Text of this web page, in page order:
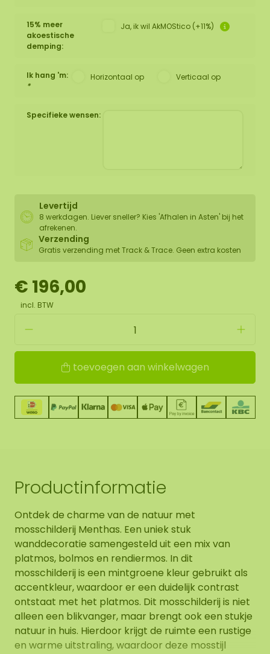
15% meer
akoestische
demping:
Ja, ik wil AkMOStico (+11%)
Ik hang 'm:
*
Horizontaal op Verticaal op
Specifieke wensen:
Levertijd
8 werkdagen. Liever sneller? Kies 'Afhalen in Asten' bij het
afrekenen.
Verzending
Gratis verzending met Track & Trace. Geen extra kosten
€ 196,00
incl. BTW
toevoegen aan winkelwagen
Productinformatie
Ontdek de charme van de natuur met
mosschilderij Menthas. Een uniek stuk
wanddecoratie samengesteld uit een mix van
platmos, bolmos en rendiermos. In dit
mosschilderij is een mintgroene kleur gebruikt als
accentkleur, waardoor er een duidelijk contrast
ontstaat met het platmos. Dit mosschilderij is niet
alleen een blikvanger, maar brengt ook een stukje
natuur in huis. Hierdoor krijgt de ruimte een rustige
en warme uitstraling, waardoor deze mosstijl